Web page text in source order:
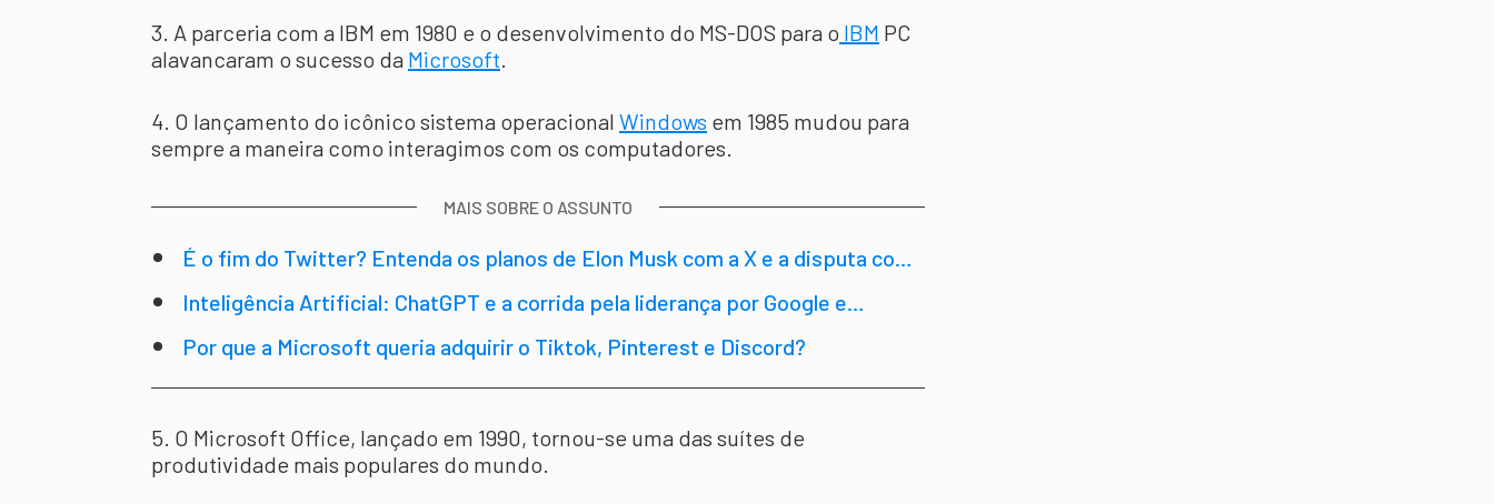
3. A parceria com a IBM em 1980 e o desenvolvimento do MS-DOS para o IBM PC
alavancaram o sucesso da Microsoft.
4. O lançamento do icônico sistema operacional Windows em 1985 mudou para
sempre a maneira como interagimos com os computadores.
MAIS SOBRE O ASSUNTO
É o fim do Twitter? Entenda os planos de Elon Musk com a X e a disputa com
Inteligência Artificial: ChatGPT e a corrida pela liderança por Google e
Por que a Microsoft queria adquirir o Tiktok, Pinterest e Discord?
5. O Microsoft Office, lançado em 1990, tornou-se uma das suítes de
produtividade mais populares do mundo.